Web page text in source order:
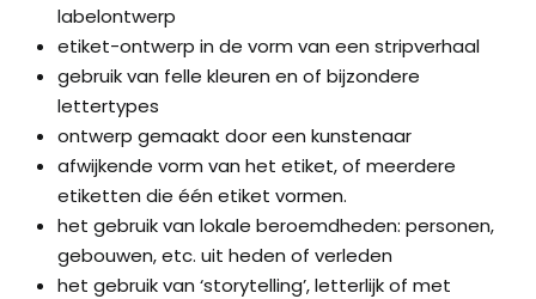
labelontwerp
etiket-ontwerp in de vorm van een stripverhaal
gebruik van felle kleuren en of bijzondere
lettertypes
ontwerp gemaakt door een kunstenaar
afwijkende vorm van het etiket, of meerdere
etiketten die één etiket vormen.
het gebruik van lokale beroemdheden: personen,
gebouwen, etc. uit heden of verleden
het gebruik van ‘storytelling’, letterlijk of met